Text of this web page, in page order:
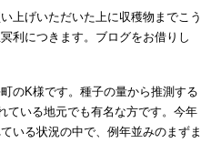
上げいただいた上に収穫物までこう
利につきます。ブログをお借りし
のK様です。種子の量から推測する
ている地元でも有名な方です。今年
いる状況の中で、例年並みのまずま